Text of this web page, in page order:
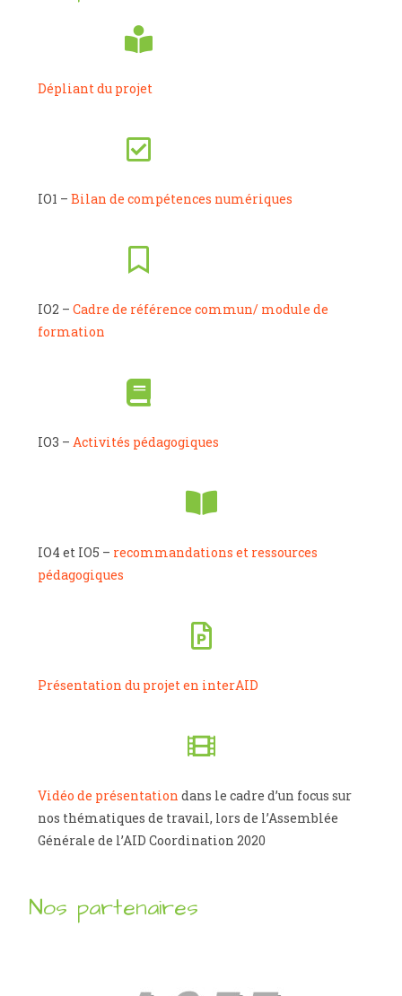
Dépliant du projet
IO1 –Bilan de compétences numériques
IO2 –Cadre de référence commun/ module de
formation
IO3 –Activités pédagogiques
IO4 et IO5 – recommandations et ressources
pédagogiques
Présentation du projet en interAID
Vidéo de présentation dans le cadre d’un focus sur
nos thématiques de travail, lors de l’Assemblée
Générale de l’AID Coordination 2020
Nos partenaires